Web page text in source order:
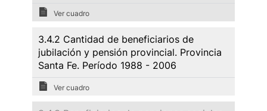
Ver cuadro
3.4.2 Cantidad de beneficiarios de
jubilación y pensión provincial. Provincia
Santa Fe. Período 1988 - 2006
Ver cuadro